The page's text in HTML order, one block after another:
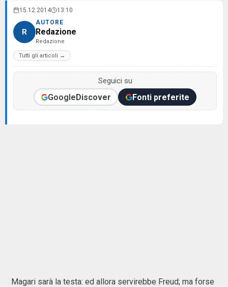
15.12.2014 13:10
R
AUTORE
Redazione
Redazione
Tutti gli articoli →
Seguici su
GoogleDiscover Fonti preferite
Magari sarà la testa: ed allora servirebbe Freud; ma forse